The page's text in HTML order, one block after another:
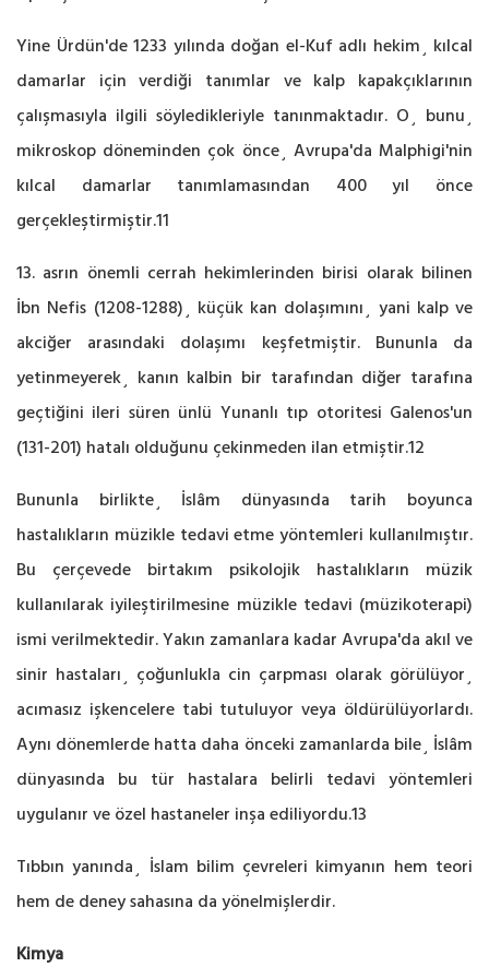
Yine Ürdün'de 1233 yılında doğan el-Kuf adlı hekim¸ kılcal
damarlar için verdiği tanımlar ve kalp kapakçıklarının
çalışmasıyla ilgili söyledikleriyle tanınmaktadır. O¸ bunu¸
mikroskop döneminden çok önce¸ Avrupa'da Malphigi'nin
kılcal damarlar tanımlamasından 400 yıl önce
gerçekleştirmiştir.11
13. asrın önemli cerrah hekimlerinden birisi olarak bilinen
İbn Nefis (1208-1288)¸ küçük kan dolaşımını¸ yani kalp ve
akciğer arasındaki dolaşımı keşfetmiştir. Bununla da
yetinmeyerek¸ kanın kalbin bir tarafından diğer tarafına
geçtiğini ileri süren ünlü Yunanlı tıp otoritesi Galenos'un
(131-201) hatalı olduğunu çekinmeden ilan etmiştir.12
Bununla birlikte¸ İslâm dünyasında tarih boyunca
hastalıkların müzikle tedavi etme yöntemleri kullanılmıştır.
Bu çerçevede birtakım psikolojik hastalıkların müzik
kullanılarak iyileştirilmesine müzikle tedavi (müzikoterapi)
ismi verilmektedir. Yakın zamanlara kadar Avrupa'da akıl ve
sinir hastaları¸ çoğunlukla cin çarpması olarak görülüyor¸
acımasız işkencelere tabi tutuluyor veya öldürülüyorlardı.
Aynı dönemlerde hatta daha önceki zamanlarda bile¸ İslâm
dünyasında bu tür hastalara belirli tedavi yöntemleri
uygulanır ve özel hastaneler inşa ediliyordu.13
Tıbbın yanında¸ İslam bilim çevreleri kimyanın hem teori
hem de deney sahasına da yönelmişlerdir.
Kimya